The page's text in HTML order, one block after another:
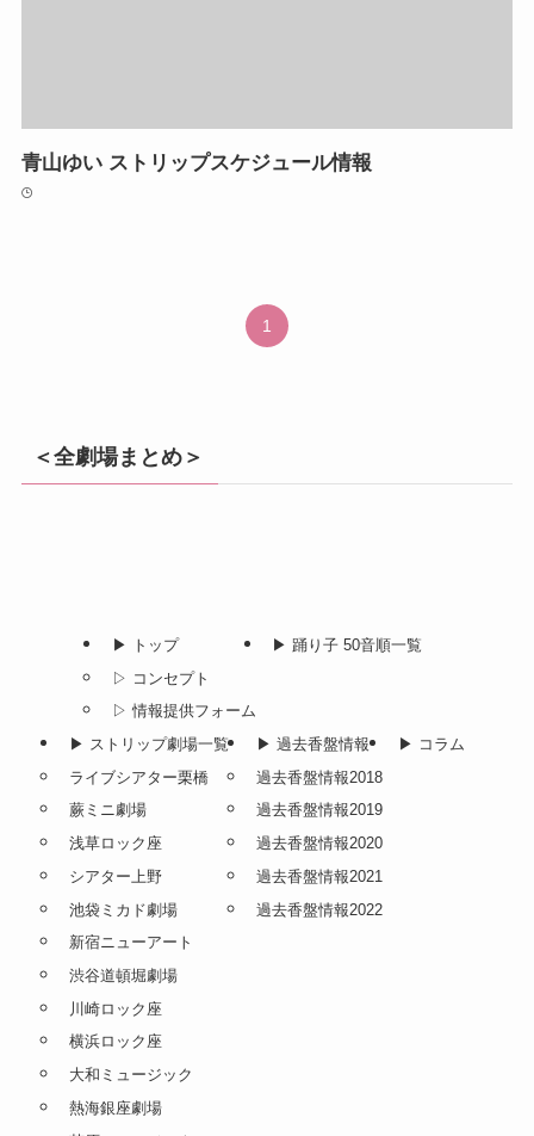
青山ゆい ストリップスケジュール情報
1
＜全劇場まとめ＞
▶︎ トップ
▷ コンセプト
▷ 情報提供フォーム
▶︎ 踊り子 50音順一覧
▶︎ ストリップ劇場一覧
ライブシアター栗橋
蕨ミニ劇場
浅草ロック座
シアター上野
池袋ミカド劇場
新宿ニューアート
渋谷道頓堀劇場
川崎ロック座
横浜ロック座
大和ミュージック
熱海銀座劇場
▶︎ 過去香盤情報
過去香盤情報2018
過去香盤情報2019
過去香盤情報2020
過去香盤情報2021
過去香盤情報2022
▶︎ コラム